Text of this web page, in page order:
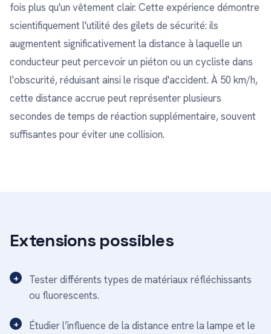
fois plus qu'un vêtement clair. Cette expérience démontre
scientifiquement l'utilité des gilets de sécurité: ils
augmentent significativement la distance à laquelle un
conducteur peut percevoir un piéton ou un cycliste dans
l'obscurité, réduisant ainsi le risque d'accident. À 50 km/h,
cette distance accrue peut représenter plusieurs
secondes de temps de réaction supplémentaire, souvent
suffisantes pour éviter une collision.
Extensions possibles
Tester différents types de matériaux réfléchissants
ou fluorescents.
Étudier l’influence de la distance entre la lampe et le